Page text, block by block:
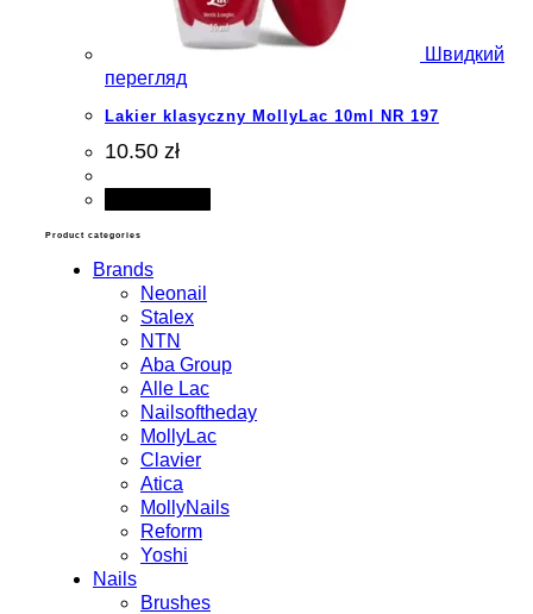
Швидкий
перегляд
Lakier klasyczny MollyLac 10ml NR 197
10.50 zł
Product categories
Brands
Neonail
Stalex
NTN
Aba Group
Alle Lac
Nailsoftheday
MollyLac
Clavier
Atica
MollyNails
Reform
Yoshi
Nails
Brushes